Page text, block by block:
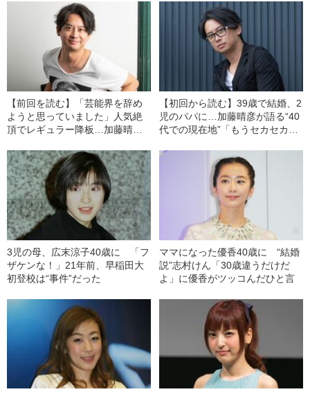
【前回を読む】「芸能界を辞め
ようと思っていました」人気絶
頂でレギュラー降板…加藤晴彦
【初回から読む】39歳で結婚、2
児のパパに…加藤晴彦が語る“40
代での現在地”「もうセカセカは
3児の母、広末涼子40歳に 「フ
ザケンな！」21年前、早稲田大
初登校は“事件”だった
ママになった優香40歳に “結婚
説”志村けん「30歳違うだけだ
よ」に優香がツッコんだひと言